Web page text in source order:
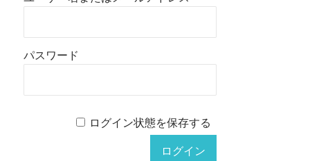
パスワード
ログイン状態を保存する